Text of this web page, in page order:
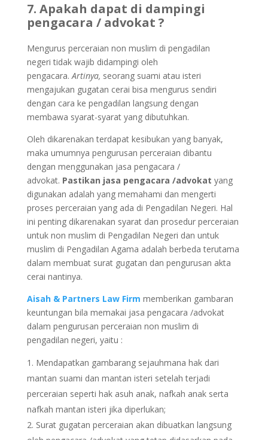
7. Apakah dapat di dampingi
pengacara / advokat ?
Mengurus perceraian non muslim di pengadilan
negeri tidak wajib didampingi oleh
pengacara.Artinya, seorang suami atau isteri
mengajukan gugatan cerai bisa mengurus sendiri
dengan cara ke pengadilan langsung dengan
membawa syarat-syarat yang dibutuhkan.
Oleh dikarenakan terdapat kesibukan yang banyak,
maka umumnya pengurusan perceraian dibantu
dengan menggunakan jasa pengacara /
advokat. Pastikan jasa pengacara /advokat yang
digunakan adalah yang memahami dan mengerti
proses perceraian yang ada di Pengadilan Negeri. Hal
ini penting dikarenakan syarat dan prosedur perceraian
untuk non muslim di Pengadilan Negeri dan untuk
muslim di Pengadilan Agama adalah berbeda terutama
dalam membuat surat gugatan dan pengurusan akta
cerai nantinya.
Aisah & Partners Law Firm memberikan gambaran
keuntungan bila memakai jasa pengacara /advokat
dalam pengurusan perceraian non muslim di
pengadilan negeri, yaitu :
Mendapatkan gambarang sejauhmana hak dari
mantan suami dan mantan isteri setelah terjadi
perceraian seperti hak asuh anak, nafkah anak serta
nafkah mantan isteri jika diperlukan;
Surat gugatan perceraian akan dibuatkan langsung